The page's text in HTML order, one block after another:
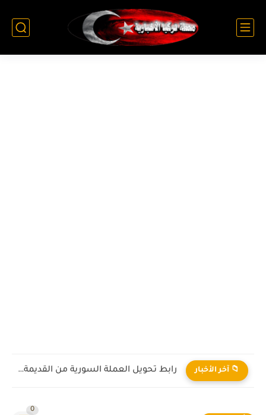
📁 آخر الأخبار رابط تحويل العملة السورية من القديمة إلى الجديدة 2026
0